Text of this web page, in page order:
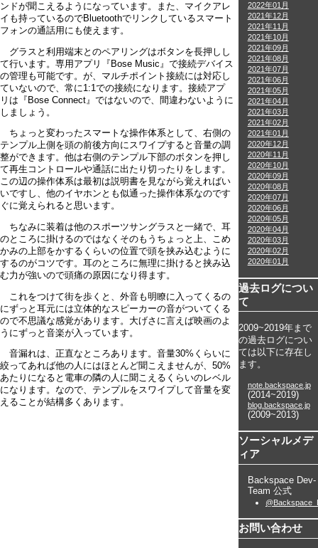
ンドが聞こえるようになっています。また、マイクアレ
イも持っているのでBluetoothでリンクしているスマート
フォンの通話用にも使えます。
グラスと利用端末とのペアリングはボタンを長押しし
て行います。専用アプリ『Bose Music』で接続デバイス
の管理も可能です。が、マルチポイント接続には対応し
ていないので、常に1:1での接続になります。接続アプ
リは『Bose Connect』ではないので、間違わないように
しましょう。
ちょっと変わったスマートな操作体系として、右側の
テンプル上側を頭の前後方向にスワイプすると音量の調
整ができます。他は右側のテンプル下部のボタンを押し
て再生コントロールや通話に出たり切ったりをします。
この辺の操作体系は最初は説明書を見ながら覚えればい
いですし、他のイヤホンとも似通った操作体系なのです
ぐに覚えられると思います。
ちなみに装着は他のスポーツサングラスと一緒で、耳
のところに掛けるのではなくそのもうちょっと上、こめ
かみの上部をかするくらいの位置で頭を挟み込むように
するのがコツです。耳のところに無理に掛けると挟み込
む力が強いので頭痛の原因になり得ます。
これをつけて街を歩くと、外音も明瞭に入ってくるの
にずっと耳元には立体的なスピーカーの音がついてくる
ので不思議な感覚があります。大げさに言えば映画のよ
うにずっと音楽が入っています。
音漏れは、正直なところあります。音量30%くらいに
絞ってあれば他の人にはほとんど聞こえませんが、50%
あたりになると電車の隣の人に聞こえるくらいのレベル
になります。なので、テンプルをスワイプして音量を変
えることが結構多くあります。
2022年01月
2021年12月
2021年11月
2021年10月
2021年09月
2021年08月
2021年07月
2021年06月
2021年05月
2021年04月
2021年03月
2021年02月
2021年01月
2020年12月
2020年11月
2020年10月
2020年09月
2020年08月
2020年07月
2020年06月
2020年05月
2020年04月
2020年03月
2020年02月
2020年01月
過去ログについ
て
2009~2019年まで
の過去ログについ
ては以下に存在し
ます。
note.backspace.jp
(2014~2019)
blog.backspace.jp
(2009~2013)
ソーシャルメデ
ィア
Backspace Dev-
Team 公式
お問い合わせ